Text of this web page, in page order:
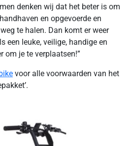
denken wij dat het beter is om
en opgevoerde en
te halen. Dan komt er weer
een leuke, veilige, handige en
om je te verplaatsen!”
voor alle voorwaarden van het